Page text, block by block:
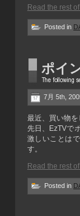
Read the rest
Posted in
ポイ
7月 5th,
最近、買い物を
先日、EzTVで
激しいことは
す。
Read the rest
Posted in